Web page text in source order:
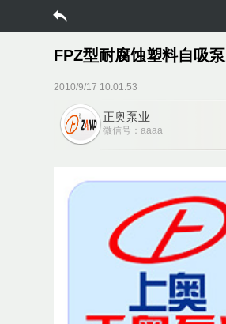
FPZ型耐腐蚀塑料自吸泵
2010/9/17 10:01:53
正奥泵业
微信号：aaaa